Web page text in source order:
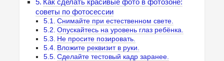
советы по фотосессии
Снимайте при естественном свете.
Опускайтесь на уровень глаз ребёнка.
Не просите позировать.
Вложите реквизит в руки.
Сделайте тестовый кадр заранее.